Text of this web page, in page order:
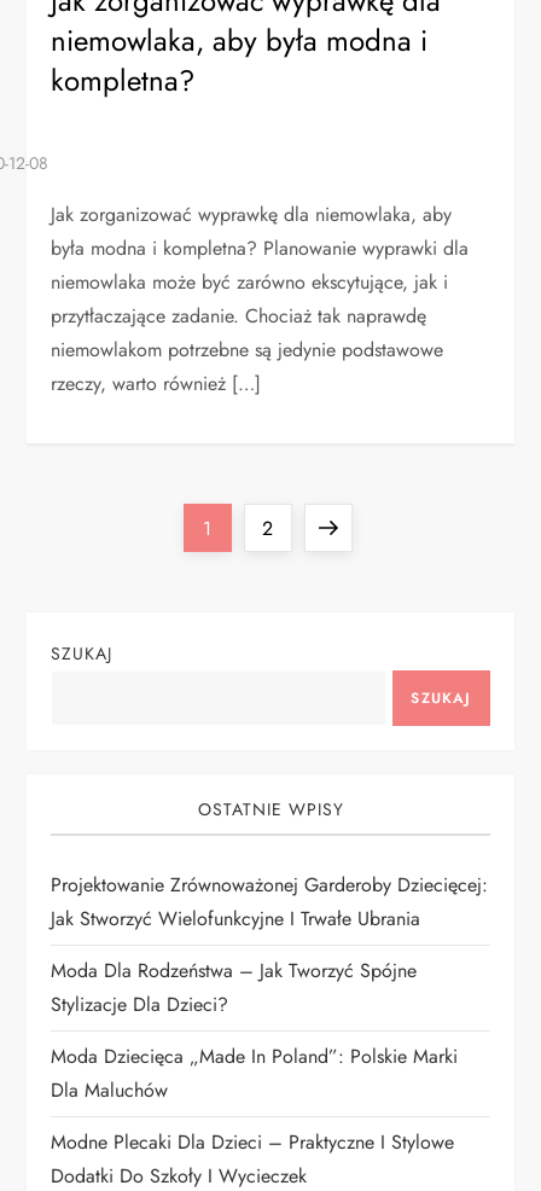
niemowlaka, aby była modna i
kompletna?
Jak zorganizować wyprawkę dla niemowlaka, aby
była modna i kompletna? Planowanie wyprawki dla
niemowlaka może być zarówno ekscytujące, jak i
przytłaczające zadanie. Chociaż tak naprawdę
niemowlakom potrzebne są jedynie podstawowe
rzeczy, warto również […]
o
w
Page
1 Page
2
Next
SZUKAJ
SZUKAJ
OSTATNIE WPISY
Projektowanie Zrównoważonej Garderoby Dziecięcej:
Jak Stworzyć Wielofunkcyjne I Trwałe Ubrania
Moda Dla Rodzeństwa – Jak Tworzyć Spójne
Stylizacje Dla Dzieci?
Moda Dziecięca „Made In Poland”: Polskie Marki
Dla Maluchów
Modne Plecaki Dla Dzieci – Praktyczne I Stylowe
Dodatki Do Szkoły I Wycieczek